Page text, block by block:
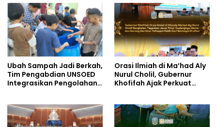
Berkualitas dan Merata
Ubah Sampah Jadi Berkah,
Tim Pengabdian UNSOED
Integrasikan Pengolahan
Mutiara Hati Purwokerto
Orasi Ilmiah di Ma’had Aly
Nurul Cholil, Gubernur
Khofifah Ajak Perkuat